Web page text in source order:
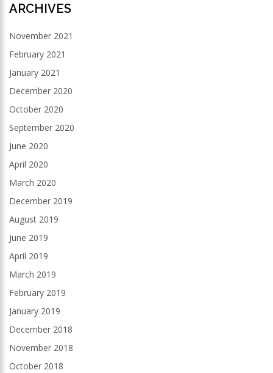
ARCHIVES
November 2021
February 2021
January 2021
December 2020
October 2020
September 2020
June 2020
April 2020
March 2020
December 2019
August 2019
June 2019
April 2019
March 2019
February 2019
January 2019
December 2018
November 2018
October 2018